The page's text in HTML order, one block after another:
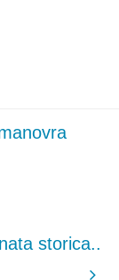
storica..